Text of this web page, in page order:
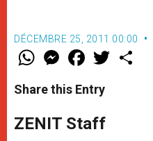
DÉCEMBRE 25, 2011 00:00
W
t
s
p
p
M
e
s
e
g
e
F
a
e
b
o
k
w
Share this Entry
ZENIT Staff